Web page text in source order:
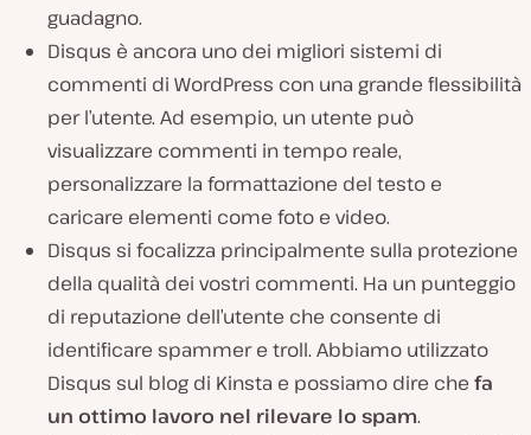
guadagno.
Disqus è ancora uno dei migliori sistemi di
commenti di WordPress con una grande flessibilità
per l’utente. Ad esempio, un utente può
visualizzare commenti in tempo reale,
personalizzare la formattazione del testo e
caricare elementi come foto e video.
Disqus si focalizza principalmente sulla protezione
della qualità dei vostri commenti. Ha un punteggio
di reputazione dell’utente che consente di
identificare spammer e troll. Abbiamo utilizzato
Disqus sul blog di Kinsta e possiamo dire che fa
un ottimo lavoro nel rilevare lo spam.